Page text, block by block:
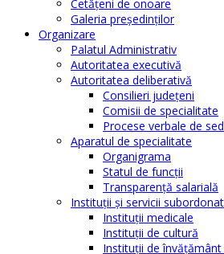
Cetăţeni de onoare
Galeria președinților
Organizare
Palatul Administrativ
Autoritatea executivă
Autoritatea deliberativă
Consilieri judeţeni
Comisii de specialitate
Procese verbale de
Aparatul de specialitate
Organigrama
Statul de funcții
Transparență salarială
Instituţii şi servicii
Instituţii medicale
Instituţii de cultură
Instituţii de învăţământ